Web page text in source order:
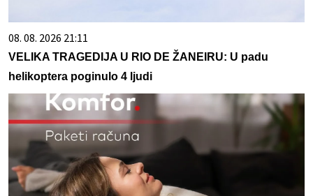
08. 08. 2026 21:11
VELIKA TRAGEDIJA U RIO DE ŽANEIRU: U padu
helikoptera poginulo 4 ljudi